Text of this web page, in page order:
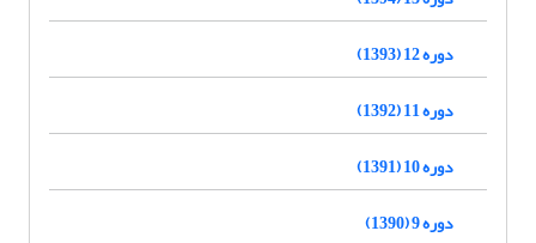
دوره 12 (1393)
دوره 11 (1392)
دوره 10 (1391)
دوره 9 (1390)